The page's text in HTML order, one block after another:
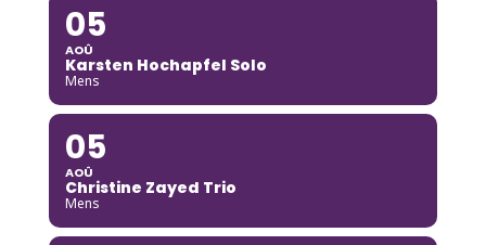
05
AOÛ
Karsten Hochapfel Solo
Mens
05
AOÛ
Christine Zayed Trio
Mens